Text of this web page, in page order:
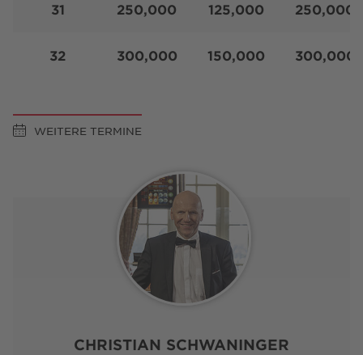
31 250,000 125,000 250,000
32 300,000 150,000 300,000
WEITERE TERMINE
CHRISTIAN SCHWANINGER